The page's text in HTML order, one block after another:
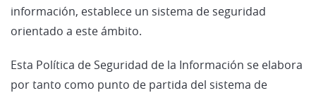
información, establece un sistema de seguridad
orientado a este ámbito.
Esta Política de Seguridad de la Información se elabora
por tanto como punto de partida del sistema de